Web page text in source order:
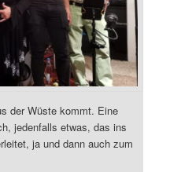
der Wüste kommt. Eine
jedenfalls etwas, das ins
ja und dann auch zum